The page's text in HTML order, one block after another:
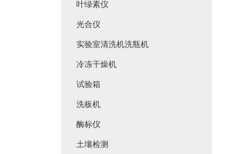
叶绿素仪
光合仪
实验室清洗机洗瓶机
冷冻干燥机
试验箱
洗板机
酶标仪
土壤检测